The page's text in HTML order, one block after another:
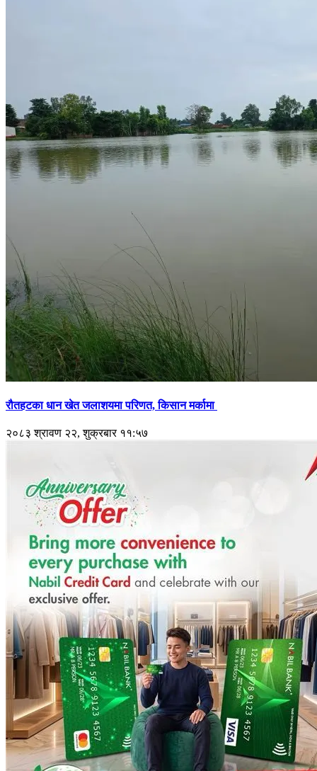
रौतहटका धान खेत जलाशयमा परिणत, किसान मर्कामा
२०८३ श्रावण २२, शुक्रबार ११:५७